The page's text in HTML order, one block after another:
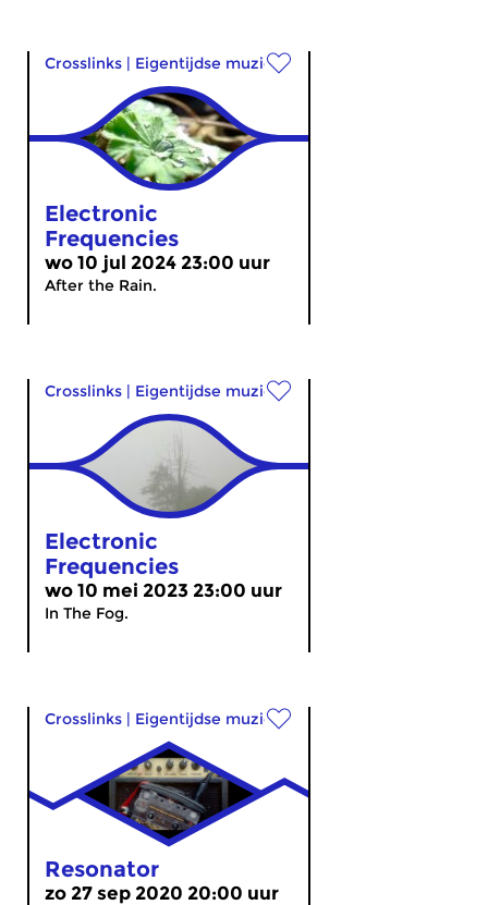
Crosslinks | Eigentijdse muziek
Electronic
Frequencies
wo 10 jul 2024 23:00 uur
After the Rain.
Crosslinks | Eigentijdse muziek
Electronic
Frequencies
wo 10 mei 2023 23:00 uur
In The Fog.
Crosslinks | Eigentijdse muziek
Resonator
zo 27 sep 2020 20:00 uur